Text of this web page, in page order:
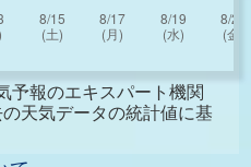
予報のエキスパート機関
天気データの統計値に基